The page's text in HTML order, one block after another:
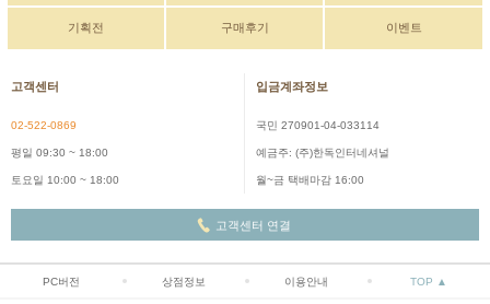
기획전 구매후기 이벤트
고객센터
02-522-0869
평일 09:30 ~ 18:00
토요일 10:00 ~ 18:00
입금계좌정보
국민 270901-04-033114
예금주: (주)한독인터네셔널
월~금 택배마감 16:00
고객센터 연결
PC버전 상점정보 이용안내 TOP ▲